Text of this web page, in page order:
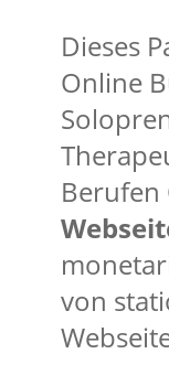
Dieses
Online
Berufen
von